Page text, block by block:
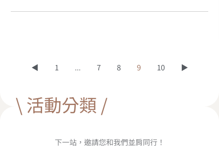
◀ 1 ... 7 8 9 10 ▶
\ 活動分類 /
下一站，邀請您和我們並肩同行！